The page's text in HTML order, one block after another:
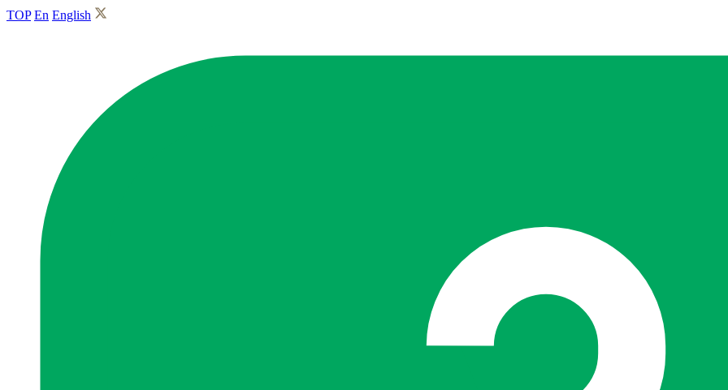
TOP En English